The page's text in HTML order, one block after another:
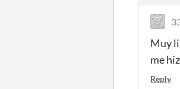
Muy
me
Reply